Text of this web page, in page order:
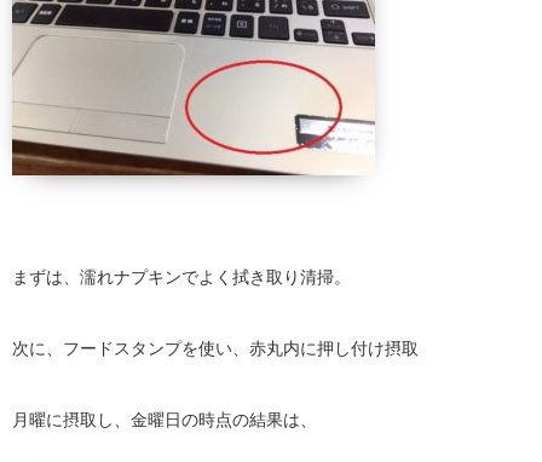
まずは、濡れナプキンでよく拭き取り清掃。
次に、フードスタンプを使い、赤丸内に押し付け摂取
月曜に摂取し、金曜日の時点の結果は、